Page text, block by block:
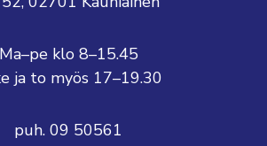
Ma–pe klo 8–15.45
ja to myös 17–19.30
puh. 09 50561